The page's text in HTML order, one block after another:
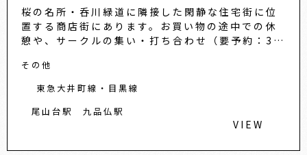
桜の名所・呑川緑道に隣接した閑静な住宅街に位
置する商店街にあります。お買い物の途中での休
憩や、サークルの集い・打ち合わせ（要予約：3時
す、おむつ交換対応
その他
東急大井町線・目黒線
尾山台駅
九品仏駅
VIEW